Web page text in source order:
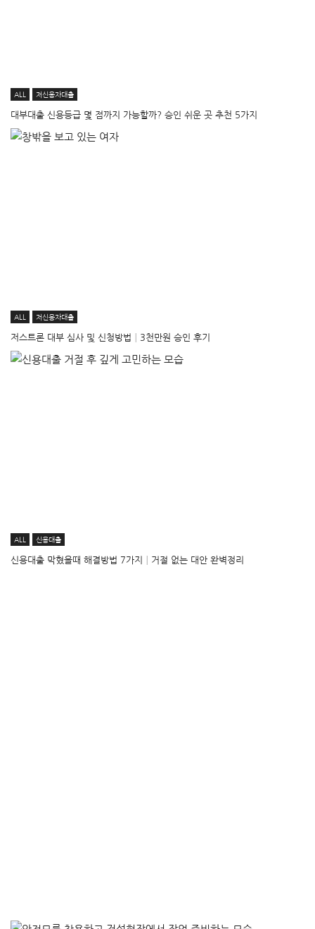
ALL 저신용자대출
대부대출 신용등급 몇 점까지 가능할까? 승인 쉬운 곳 추천 5가지
ALL 저신용자대출
저스트론 대부 심사 및 신청방법│3천만원 승인 후기
ALL 신용대출
신용대출 막혔을때 해결방법 7가지│거절 없는 대안 완벽정리